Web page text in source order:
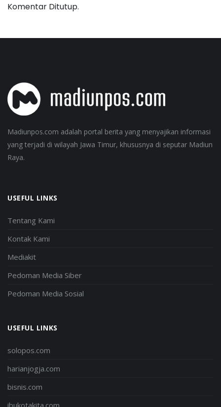
Komentar Ditutup.
Madiunpos.com adalah portal berita yang menyajikan informasi
yang terjadi di wilayah Jawa Timur, khususnya di seputar Madiun
Raya.
USEFUL LINKS
Tentang Kami
Kontak Kami
Mediakit
Pedoman Media Siber
Pedoman Media Sosial
USEFUL LINKS
solopos.com
harianjogja.com
bisnis.com
ibukotakita.com